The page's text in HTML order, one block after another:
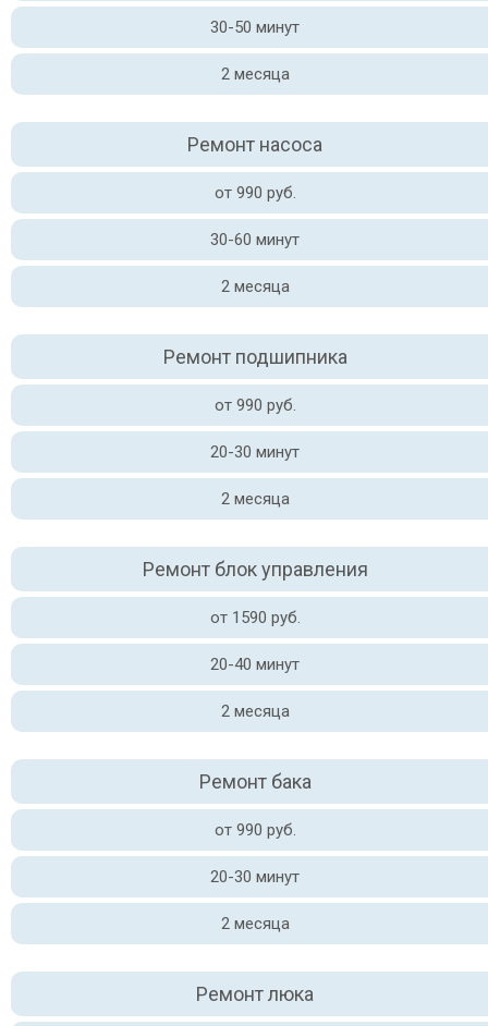
30-50 минут
2 месяца
Ремонт насоса
от 990 руб.
30-60 минут
2 месяца
Ремонт подшипника
от 990 руб.
20-30 минут
2 месяца
Ремонт блок управления
от 1590 руб.
20-40 минут
2 месяца
Ремонт бака
от 990 руб.
20-30 минут
2 месяца
Ремонт люка